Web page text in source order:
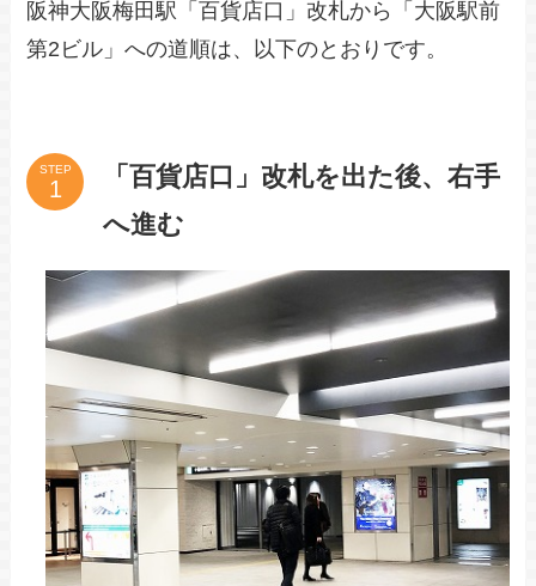
阪神大阪梅田駅「百貨店口」改札から「大阪駅前
第2ビル」への道順は、以下のとおりです。
STEP
「百貨店口」改札を出た後、右手
へ進む